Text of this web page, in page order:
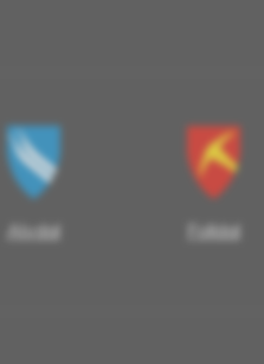
Alvdal Folldal